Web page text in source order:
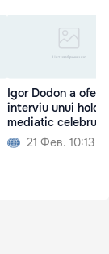
Igor Dodon a
interviu unui
mediatic celebru
21 Фев. 10:13